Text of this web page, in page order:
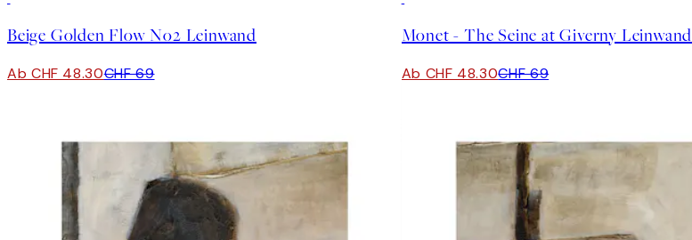
Beige Golden Flow No2 Leinwand
Ab CHF 48.30CHF 69
Monet - The Seine at Giverny Leinwand
Ab CHF 48.30CHF 69